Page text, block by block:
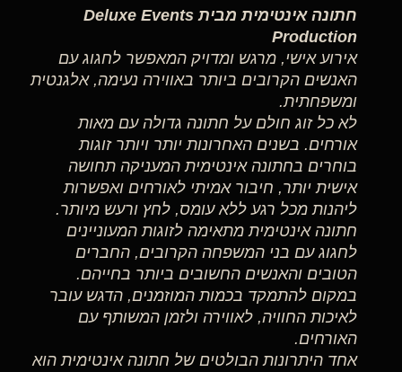
חתונה אינטימית מבית Deluxe Events
Production
אירוע אישי, מרגש ומדויק המאפשר לחגוג עם
האנשים הקרובים ביותר באווירה נעימה, אלגנטית
ומשפחתית.
לא כל זוג חולם על חתונה גדולה עם מאות
אורחים. בשנים האחרונות יותר ויותר זוגות
בוחרים בחתונה אינטימית המעניקה תחושה
אישית יותר, חיבור אמיתי לאורחים ואפשרות
ליהנות מכל רגע ללא עומס, לחץ ורעש מיותר.
חתונה אינטימית מתאימה לזוגות המעוניינים
לחגוג עם בני המשפחה הקרובים, החברים
הטובים והאנשים החשובים ביותר בחייהם.
במקום להתמקד בכמות המוזמנים, הדגש עובר
לאיכות החוויה, לאווירה ולזמן המשותף עם
האורחים.
אחד היתרונות הבולטים של חתונה אינטימית הוא